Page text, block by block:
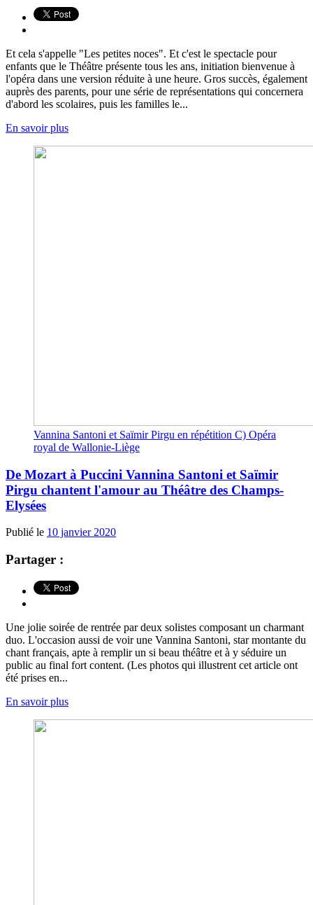
Et cela s'appelle "Les petites noces". Et c'est le spectacle pour
enfants que le Théâtre présente tous les ans, initiation bienvenue à
l'opéra dans une version réduite à une heure. Gros succès, également
auprès des parents, pour une série de représentations qui concernera
d'abord les scolaires, puis les familles le...
En savoir plus
Vannina Santoni et Saïmir Pirgu en répétition C) Opéra
royal de Wallonie-Liège
De Mozart à Puccini Vannina Santoni et Saïmir
Pirgu chantent l'amour au Théâtre des Champs-
Elysées
Publié le 10 janvier 2020
Partager :
Une jolie soirée de rentrée par deux solistes composant un charmant
duo. L'occasion aussi de voir une Vannina Santoni, star montante du
chant français, apte à remplir un si beau théâtre et à y séduire un
public au final fort content. (Les photos qui illustrent cet article ont
été prises en...
En savoir plus